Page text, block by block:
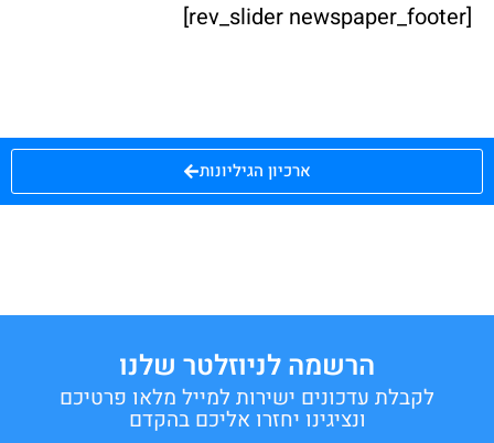
[rev_slider newspaper_footer]
ארכיון הגיליונות
הרשמה לניוזלטר שלנו
לקבלת עדכונים ישירות למייל מלאו פרטיכם
ונציגינו יחזרו אליכם בהקדם